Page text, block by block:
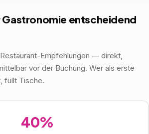
Gastronomie entscheidend
Empfehlungen — direkt,
vor der Buchung. Wer als erste
füllt Tische.
40%